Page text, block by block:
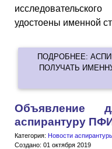
удостоены именной
ПОДРОБНЕЕ:
ПОЛУЧАТЬ
Объявление
аспирантуру
Категория: Новости
Создано: 01 октября 2019